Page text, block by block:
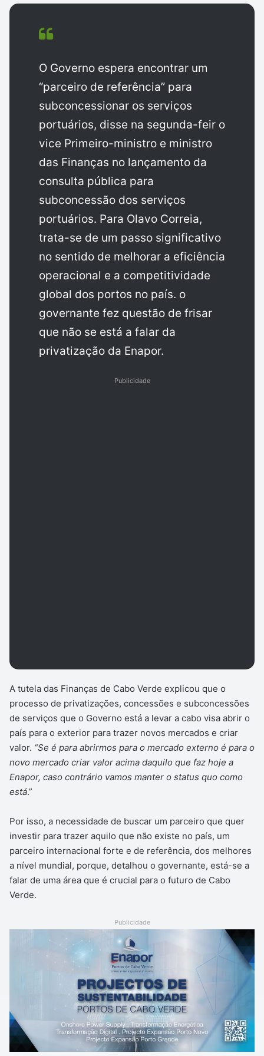
O Governo espera encontrar um
“parceiro de referência” para
subconcessionar os serviços
portuários, disse na segunda-feir o
vice Primeiro-ministro e ministro
das Finanças no lançamento da
consulta pública para
subconcessão dos serviços
portuários. Para Olavo Correia,
trata-se de um passo significativo
no sentido de melhorar a eficiência
operacional e a competitividade
global dos portos no país. o
governante fez questão de frisar
que não se está a falar da
privatização da Enapor.
Publicidade
A tutela das Finanças de Cabo Verde explicou que o
processo de privatizações, concessões e subconcessões
de serviços que o Governo está a levar a cabo visa abrir o
país para o exterior para trazer novos mercados e criar
valor. “Se é para abrirmos para o mercado externo é para o
novo mercado criar valor acima daquilo que faz hoje a
Enapor, caso contrário vamos manter o status quo como
está.”
Por isso, a necessidade de buscar um parceiro que quer
investir para trazer aquilo que não existe no país, um
parceiro internacional forte e de referência, dos melhores
a nível mundial, porque, detalhou o governante, está-se a
falar de uma área que é crucial para o futuro de Cabo
Verde.
Publicidade